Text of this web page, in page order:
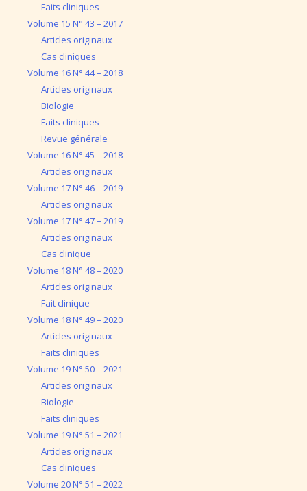
Faits cliniques
Volume 15 N° 43 – 2017
Articles originaux
Cas cliniques
Volume 16 N° 44 – 2018
Articles originaux
Biologie
Faits cliniques
Revue générale
Volume 16 N° 45 – 2018
Articles originaux
Volume 17 N° 46 – 2019
Articles originaux
Volume 17 N° 47 – 2019
Articles originaux
Cas clinique
Volume 18 N° 48 – 2020
Articles originaux
Fait clinique
Volume 18 N° 49 – 2020
Articles originaux
Faits cliniques
Volume 19 N° 50 – 2021
Articles originaux
Biologie
Faits cliniques
Volume 19 N° 51 – 2021
Articles originaux
Cas cliniques
Volume 20 N° 51 – 2022